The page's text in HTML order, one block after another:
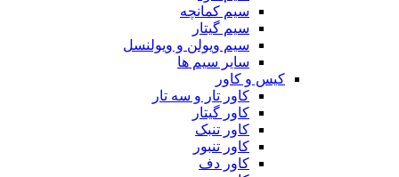
سیم کمانچه
سیم گیتار
سیم ویولن و ویولنسل
سایر سیم ها
کیس و کاور
کاور تار و سه تار
کاور گیتار
کاور تنبک
کاور تنبور
کاور دف